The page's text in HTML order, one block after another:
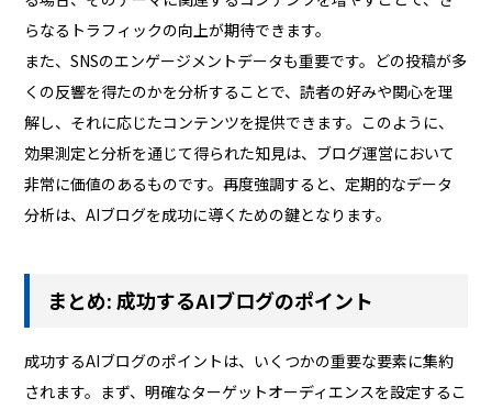
らなるトラフィックの向上が期待できます。
また、SNSのエンゲージメントデータも重要です。どの投稿が多
くの反響を得たのかを分析することで、読者の好みや関心を理
解し、それに応じたコンテンツを提供できます。このように、
効果測定と分析を通じて得られた知見は、ブログ運営において
非常に価値のあるものです。再度強調すると、定期的なデータ
分析は、AIブログを成功に導くための鍵となります。
まとめ: 成功するAIブログのポイント
成功するAIブログのポイントは、いくつかの重要な要素に集約
されます。まず、明確なターゲットオーディエンスを設定するこ